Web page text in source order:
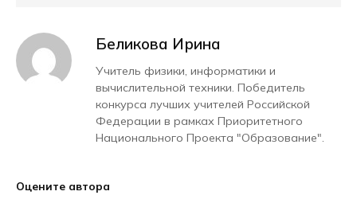
Беликова Ирина
Учитель физики, информатики и
вычислительной техники. Победитель
конкурса лучших учителей Российской
Федерации в рамках Приоритетного
Национального Проекта "Образование".
Оцените автора